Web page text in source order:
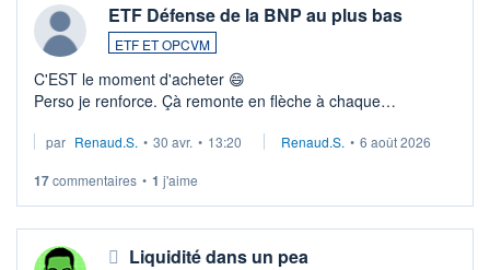
ETF Défense de la BNP au plus bas
ETF ET OPCVM
C'EST le moment d'acheter 😄​
Perso je renforce. Çà remonte en flèche à chaque
Investissement long terme tip top pour sa retraite.
par Renaud.S. • 30 avr. • 13:20 Renaud.S. • 6 août 2026
17commentaires • 1 j'aime
Liquidité dans un pea